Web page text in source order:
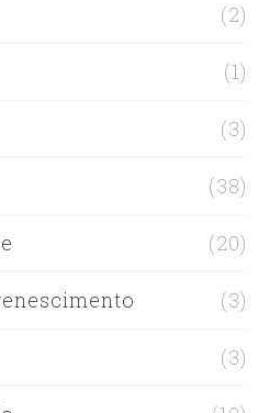
(2)
(1)
(3)
(38)
(20)
(3)
(3)